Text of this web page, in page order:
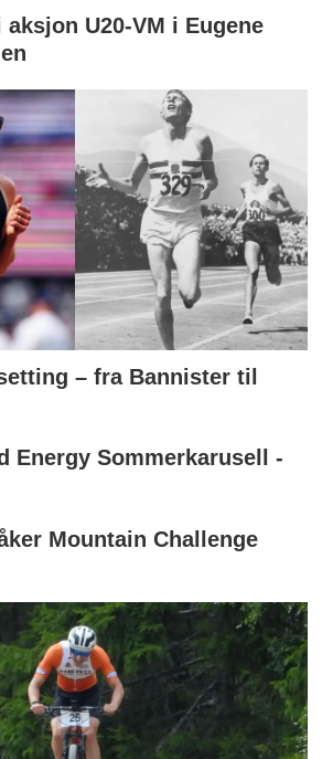
U20-VM i Eugene
– fra Bannister til
Energy Sommerkarusell -
Mountain Challenge